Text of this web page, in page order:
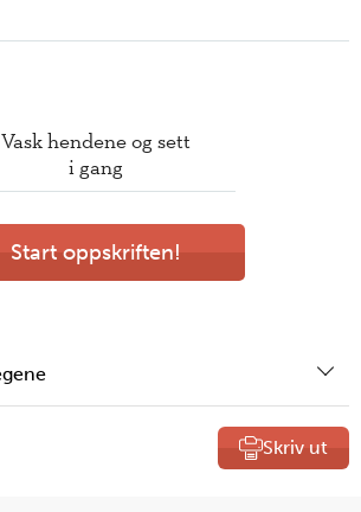
Vask hendene og sett
i gang
Start oppskriften!
Skriv ut